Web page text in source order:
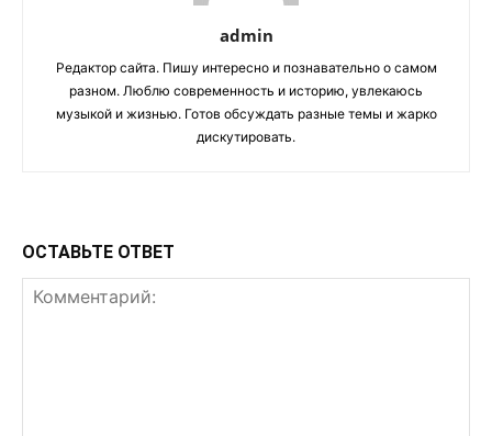
admin
Редактор сайта. Пишу интересно и познавательно о самом
разном. Люблю современность и историю, увлекаюсь
музыкой и жизнью. Готов обсуждать разные темы и жарко
дискутировать.
ОСТАВЬТЕ ОТВЕТ